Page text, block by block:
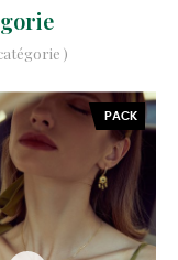
)
PACK